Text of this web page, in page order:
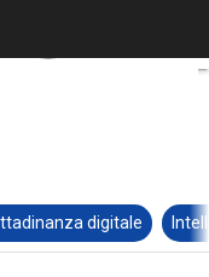
digitale